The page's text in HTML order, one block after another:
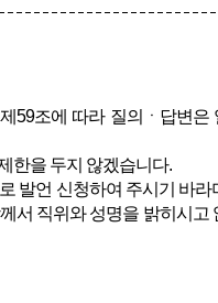
59조에 따라 질의ㆍ답변은
한을 두지 않겠습니다.
발언 신청하여 주시기 바
서 직위와 성명을 밝히시고